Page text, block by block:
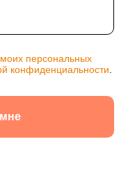
персональных
конфиденциальности
данных